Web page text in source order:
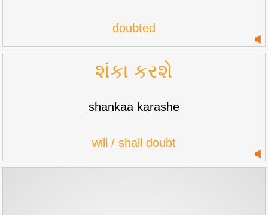
doubted
શંકા કરશે
shankaa karashe
will / shall doubt